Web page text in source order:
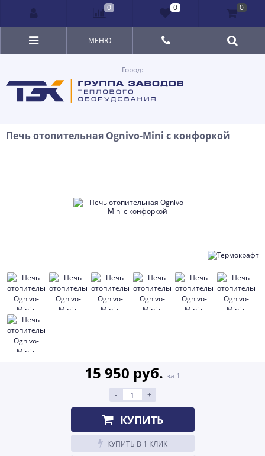
Город:
МЕНЮ
Печь отопительная Ognivo-Mini с конфоркой
15 950 руб. за 1
-
+
КУПИТЬ
КУПИТЬ В 1 КЛИК
0 0 0